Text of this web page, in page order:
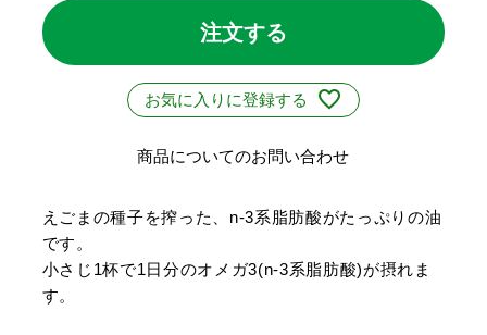
注文する
お気に入りに登録する
商品についてのお問い合わせ
えごまの種子を搾った、n-3系脂肪酸がたっぷりの油
です。
小さじ1杯で1日分のオメガ3(n-3系脂肪酸)が摂れま
す。